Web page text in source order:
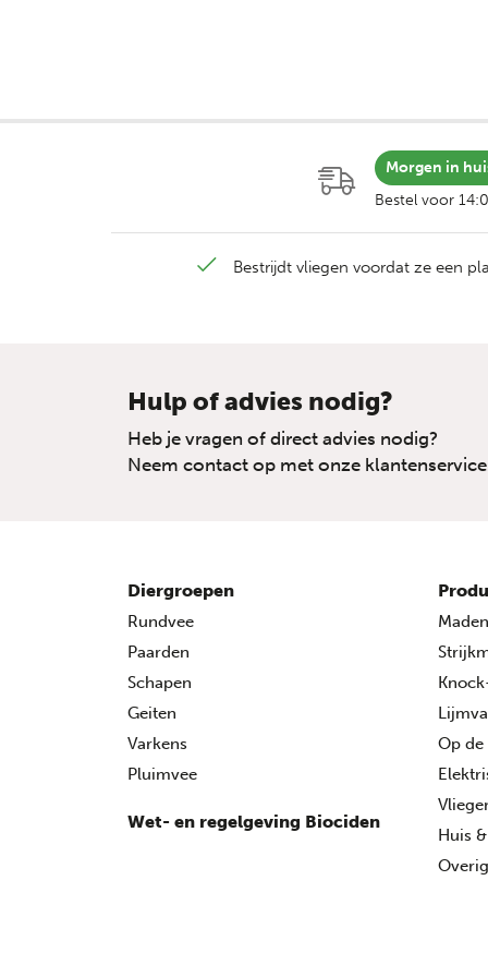
Morgen in
Bestel voor
Bestrijdt vliegen voordat ze een
Hulp of advies nodig?
Heb je vragen of direct advies nodig?
Neem contact op met onze
Diergroepen
Rundvee
Paarden
Schapen
Geiten
Varkens
Pluimvee
Wet- en regelgeving Biociden
Op de
Huis